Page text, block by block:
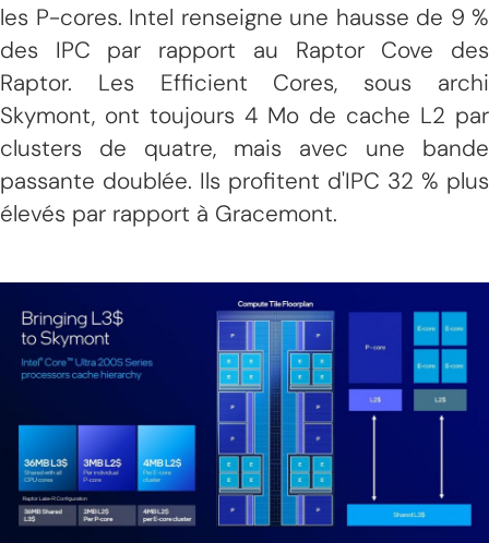
les P-cores. Intel renseigne une hausse de 9 %
des IPC par rapport au Raptor Cove des
Raptor. Les Efficient Cores, sous archi
Skymont, ont toujours 4 Mo de cache L2 par
clusters de quatre, mais avec une bande
passante doublée. Ils profitent d'IPC 32 % plus
élevés par rapport à Gracemont.